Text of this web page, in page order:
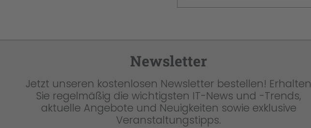
Newsletter
Jetzt unseren kostenlosen Newsletter bestellen! Erhalten
Sie regelmäßig die wichtigsten IT-News und -Trends,
aktuelle Angebote und Neuigkeiten sowie exklusive
Veranstaltungstipps.